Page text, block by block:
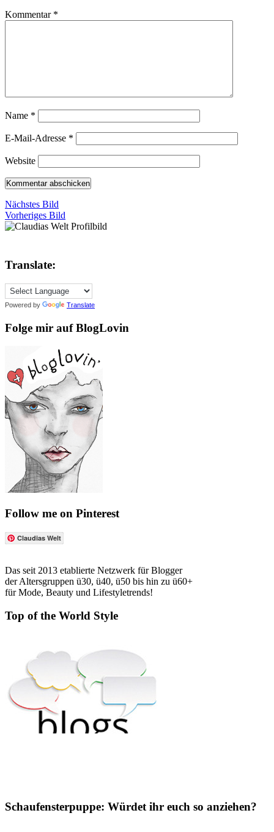
Kommentar *
Name *
E-Mail-Adresse *
Website
Nächstes Bild
Vorheriges Bild
Translate:
Powered by Translate
Folge mir auf BlogLovin
Follow me on Pinterest
Claudias Welt
Das seit 2013 etablierte Netzwerk für Blogger
der Altersgruppen ü30, ü40, ü50 bis hin zu ü60+
für Mode, Beauty und Lifestyletrends!
Top of the World Style
Schaufensterpuppe: Würdet ihr euch so anziehen?